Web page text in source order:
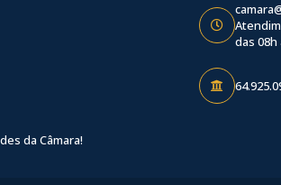
das 08h
da Câmara!